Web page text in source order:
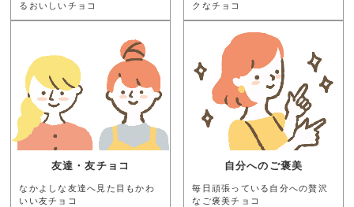
るおいしいチョコ
クなチョコ
友達・友チョコ
なかよしな友達へ見た目もかわ
いい友チョコ
自分へのご褒美
毎日頑張っている自分への贅沢
なご褒美チョコ